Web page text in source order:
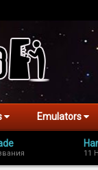
Emulators
11